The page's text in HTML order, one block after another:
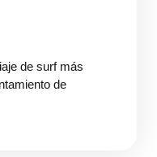
de surf más
de